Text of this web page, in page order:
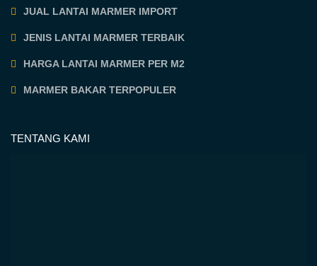
JUAL LANTAI MARMER IMPORT
JENIS LANTAI MARMER TERBAIK
HARGA LANTAI MARMER PER M2
MARMER BAKAR TERPOPULER
TENTANG KAMI